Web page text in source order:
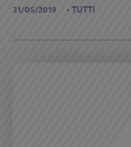
31/05/2019 TUTTI